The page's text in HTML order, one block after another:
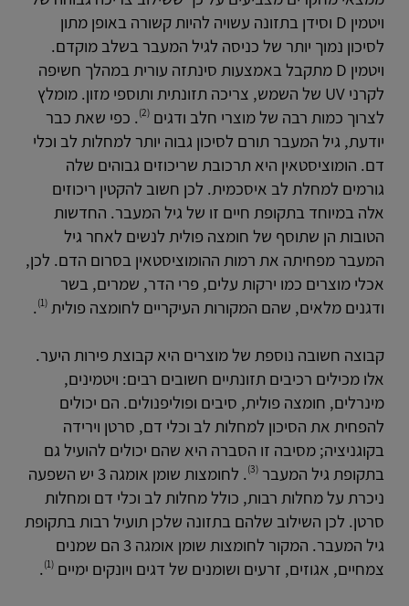
ויטמין D וסידן בתזונה עשויה להיות קשורה באופן מתון
לסיכון נמוך יותר של כניסה לגיל המעבר בשלב מוקדם.
ויטמין D מתקבל באמצעות סינתזה עורית במהלך חשיפה
לקרני UV של השמש, צריכה תזונתית ותוספי מזון. מומלץ
לצרוך כמות רבה של מוצרי חלב ודגים (2)
. כפי שאת כבר
יודעת, גיל המעבר תורם לסיכון גבוה יותר למחלות לב וכלי
דם. הומוציסטאין היא תרכובת שריכוזים גבוהים שלה
גורמים למחלת לב איסכמית. לכן חשוב להקטין ריכוזים
אלה במיוחד בתקופת חיים זו של גיל המעבר. החדשות
הטובות הן שתוסף של חומצה פולית לנשים לאחר גיל
המעבר מפחיתה את רמות ההומוציסטאין בסרום הדם. לכן,
אכלי מוצרים כמו ירקות עלים, פרי הדר, שמרים, בשר
ודגנים מלאים, שהם המקורות העיקריים לחומצה פולית (1)
.
קבוצה חשובה נוספת של מוצרים היא קבוצת פירות היער.
אלו מכילים רכיבים תזונתיים חשובים רבים: ויטמינים,
מינרלים, חומצה פולית, סיבים ופוליפנולים. הם יכולים
להפחית את הסיכון למחלות לב וכלי דם, סרטן וירידה
בקוגניציה; מסיבה זו הסברה היא שהם יכולים להועיל גם
בתקופת גיל המעבר (3)
. לחומצות שומן אומגה 3 יש השפעה
ניכרת על מחלות רבות, כולל מחלות לב וכלי דם ומחלות
סרטן. לכן השילוב שלהם בתזונה שלכן תועיל רבות בתקופת
גיל המעבר. המקור לחומצות שומן אומגה 3 הם שמנים
צמחיים, אגוזים, זרעים ושומנים של דגים ויונקים ימיים (1)
.